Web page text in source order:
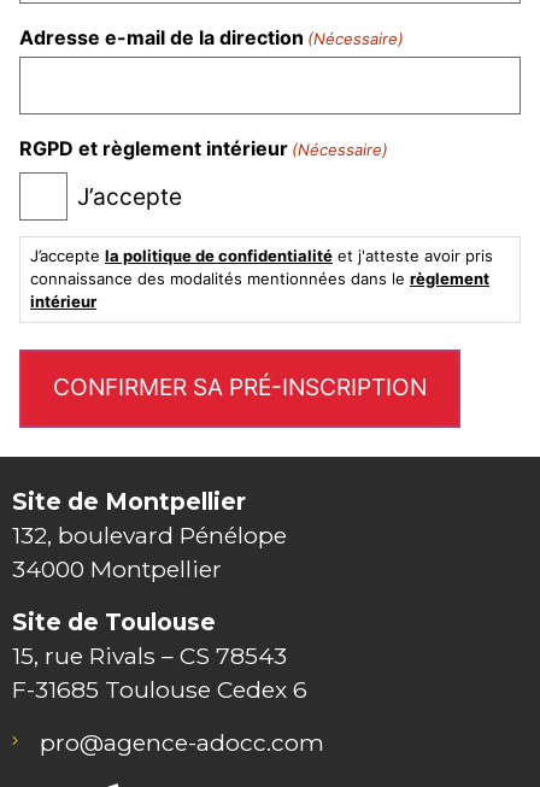
Adresse e-mail de la direction (Nécessaire)
RGPD et règlement intérieur (Nécessaire)
J’accepte
J’accepte la politique de confidentialité et j'atteste avoir pris
connaissance des modalités mentionnées dans le règlement
intérieur
Site de Montpellier
132, boulevard Pénélope
34000 Montpellier
Site de Toulouse
15, rue Rivals – CS 78543
F-31685 Toulouse Cedex 6
pro@agence-adocc.com